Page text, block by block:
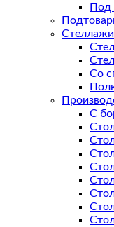
Под
Со
С